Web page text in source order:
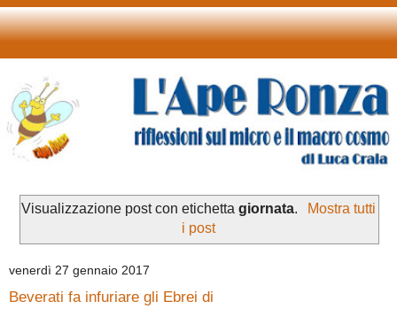
Visualizzazione post con etichettagiornata.
Mostra tutti
i post
venerdì 27 gennaio 2017
Beverati fa infuriare gli Ebrei di